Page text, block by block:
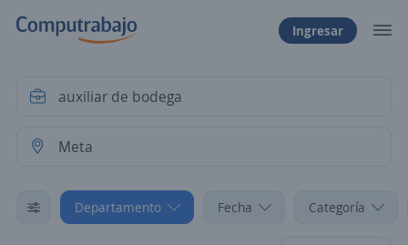
Ingresar
Departamento Fecha Categoría